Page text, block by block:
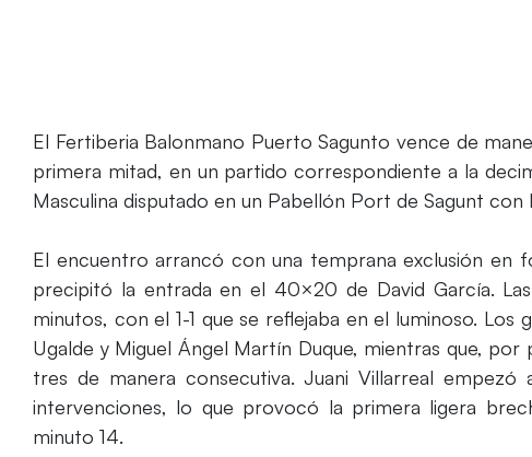
El Fertiberia Balonmano Puerto Sagunto vence de
primera mitad, en un partido correspondiente a la
Masculina disputado en un Pabellón Port de Sagunt
El encuentro arrancó con una temprana exclusión en
precipitó la entrada en el 40×20 de David García.
minutos, con el 1-1 que se reflejaba en el luminoso.
Ugalde y Miguel Ángel Martín Duque, mientras que,
tres de manera consecutiva. Juani Villarreal
intervenciones, lo que provocó la primera ligera
minuto 14.